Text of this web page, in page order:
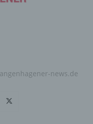
news.de
und
Internetseite